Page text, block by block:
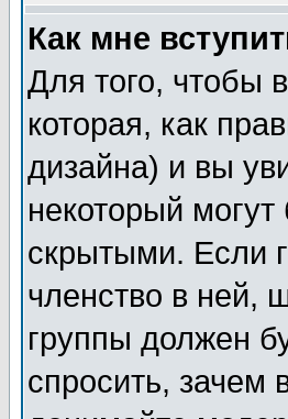
Как мне
Для того, чтобы
которая, как
дизайна) и вы
некоторый
скрытыми. Если
членство в ней,
группы должен
спросить, зачем